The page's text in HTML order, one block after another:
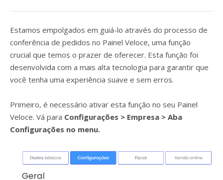
Estamos empolgados em guiá-lo através do processo de
conferência de pedidos no Painel Veloce, uma função
crucial que temos o prazer de oferecer. Esta função foi
desenvolvida com a mais alta tecnologia para garantir que
você tenha uma experiência suave e sem erros.
Primeiro, é necessário ativar esta função no seu Painel
Veloce. Vá para Configurações > Empresa > Aba
Configurações no menu.